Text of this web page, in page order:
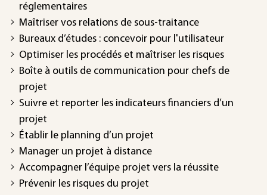
réglementaires
Maîtriser vos relations de sous-traitance
Bureaux d’études : concevoir pour l'utilisateur
Optimiser les procédés et maîtriser les risques
Boîte à outils de communication pour chefs de
projet
Suivre et reporter les indicateurs financiers d’un
projet
Établir le planning d’un projet
Manager un projet à distance
Accompagner l’équipe projet vers la réussite
Prévenir les risques du projet